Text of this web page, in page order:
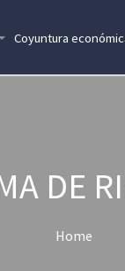
Coyuntura
DE
Home